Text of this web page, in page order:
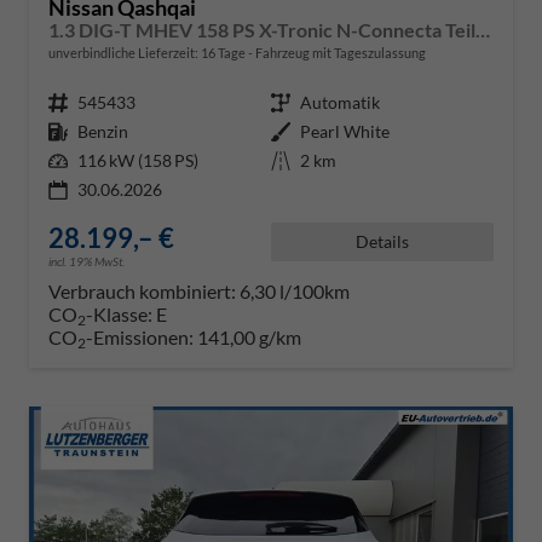
Nissan Qashqai
unverbindliche Lieferzeit: 16 Tage Fahrzeug mit Tageszulassung
Fahrzeugnr. 545433 Getriebe Automatik
Kraftstoff Benzin Außenfarbe Pearl White
Leistung 116 kW (158 PS) Kilometerstand 2 km
30.06.2026
28.199,– €
incl. 19% MwSt.
Details
Verbrauch kombiniert: 6,30 l/100km
CO2-Klasse: E
CO2-Emissionen: 141,00 g/km